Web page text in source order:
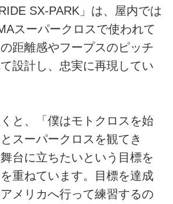
SX-PARK」は、屋内では
スーパークロスで使われて
距離感やフープスのピッチ
設計し、忠実に再現してい
と、「僕はモトクロスを始
スーパークロスを観てき
台に立ちたいという目標を
重ねています。目標を達成
メリカへ行って練習するの